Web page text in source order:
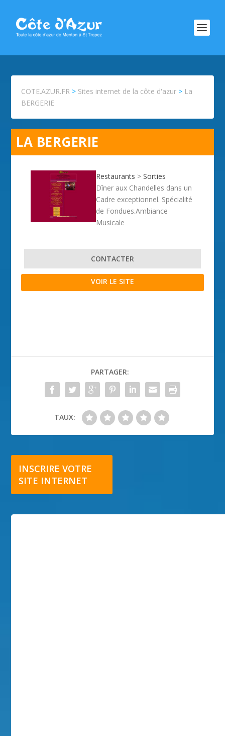
COTE.AZUR.FR > Sites internet de la côte d'azur > La
BERGERIE
LA BERGERIE
Restaurants >Sorties
Dîner aux Chandelles dans un
Cadre exceptionnel. Spécialité
de Fondues.Ambiance
Musicale
CONTACTER
VOIR LE SITE
PARTAGER:
TAUX:
INSCRIRE VOTRE
SITE INTERNET